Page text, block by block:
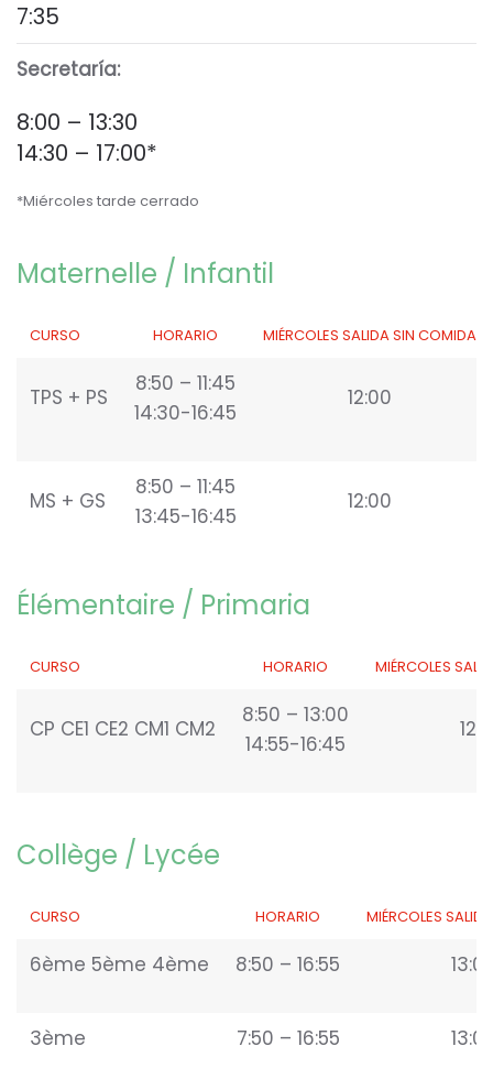
7:35
Secretaría:
8:00 – 13:30
14:30 – 17:00*
*Miércoles tarde cerrado
Maternelle / Infantil
CURSO HORARIO MIÉRCOLES SALIDA SIN COMIDA
TPS + PS
8:50 – 11:45
14:30-16:45
12:00
MS + GS
8:50 – 11:45
13:45-16:45
12:00
Élémentaire / Primaria
CURSO HORARIO MIÉRCOLES
CP CE1 CE2 CM1 CM2
8:50 – 13:00
14:55-16:45
Collège / Lycée
CURSO HORARIO MIÉRCOLES
6ème 5ème 4ème 8:50 – 16:55
3ème 7:50 – 16:55